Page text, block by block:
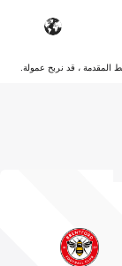
المقدمة ، قد نربح عمولة.